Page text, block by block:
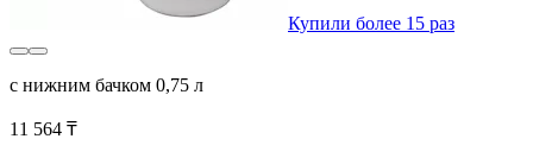
Купили более 15 раз
с нижним бачком 0,75 л
11 564 ₸